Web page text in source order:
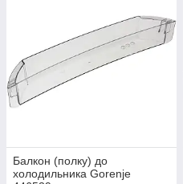
Балкон (полку) до
холодильника Gorenje